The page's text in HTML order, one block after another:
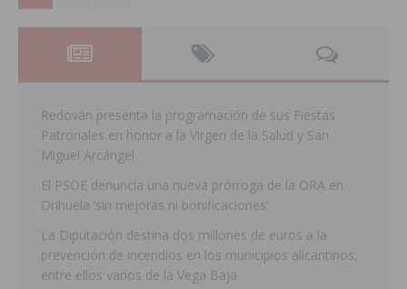
Redován presenta la programación de sus Fiestas
Patronales en honor a la Virgen de la Salud y San
Miguel Arcángel
El PSOE denuncia una nueva prórroga de la ORA en
Orihuela ‘sin mejoras ni bonificaciones’
La Diputación destina dos millones de euros a la
prevención de incendios en los municipios alicantinos,
entre ellos varios de la Vega Baja